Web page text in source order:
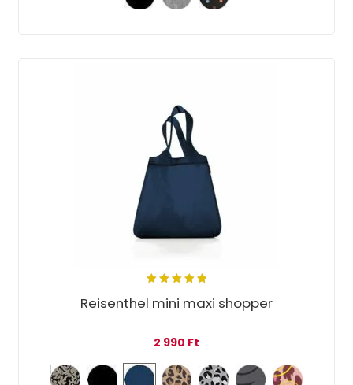
5.00 out
of 5
Reisenthel mini maxi shopper
2 990 Ft